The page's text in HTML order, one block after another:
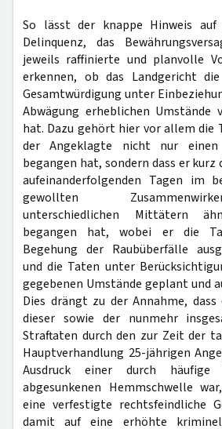
So lässt der knappe Hinweis auf
Delinquenz, das
jeweils raffinierte und planvolle
erkennen, ob das Landgericht
Gesamtwürdigung unter
Abwägung erheblichen Umstände
hat. Dazu gehört hier vor allem die
der Angeklagte nicht nur einen
begangen hat, sondern dass er kurz
aufeinanderfolgenden Tagen im
gewollten
unterschiedlichen Mittätern
begangen hat, wobei er die
Begehung der Raubüberfälle
und die Taten unter
gegebenen Umstände geplant und
Dies drängt zu der Annahme, dass
dieser sowie der nunmehr
Straftaten durch den zur Zeit der
Hauptverhandlung 25-jährigen
Ausdruck einer durch häufige
abgesunkenen Hemmschwelle
eine verfestigte rechtsfeindliche
damit auf eine erhöhte